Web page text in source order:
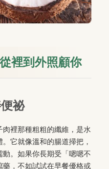
裡到外照顧你
祕
裡那種粗粗的纖維，是水
它就像溫和的腸道掃把，
。如果你長期受「嗯嗯不
，不如試試在早餐優格或